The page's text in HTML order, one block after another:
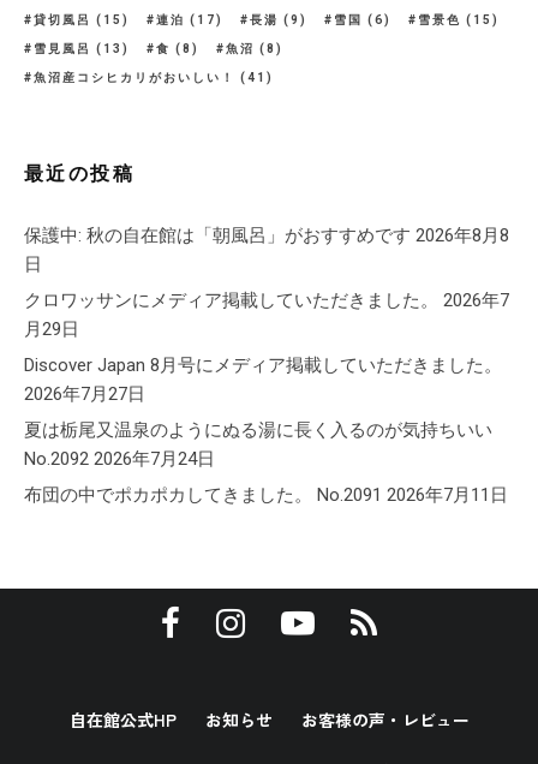
貸切風呂 (15) 連泊 (17) 長湯 (9) 雪国 (6) 雪景色 (15)
雪見風呂 (13) 食 (8) 魚沼 (8)
魚沼産コシヒカリがおいしい！ (41)
最近の投稿
保護中: 秋の自在館は「朝風呂」がおすすめです 2026年8月8
日
クロワッサンにメディア掲載していただきました。
2026年7
月29日
Discover Japan 8月号にメディア掲載していただきました。
2026年7月27日
夏は栃尾又温泉のようにぬる湯に長く入るのが気持ちいい
No.2092 2026年7月24日
布団の中でポカポカしてきました。 No.2091 2026年7月11日
自在館公式HP お知らせ お客様の声・レビュー